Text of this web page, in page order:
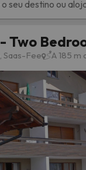
na neve
encontramos
Two
Saas-Fee A 185 m